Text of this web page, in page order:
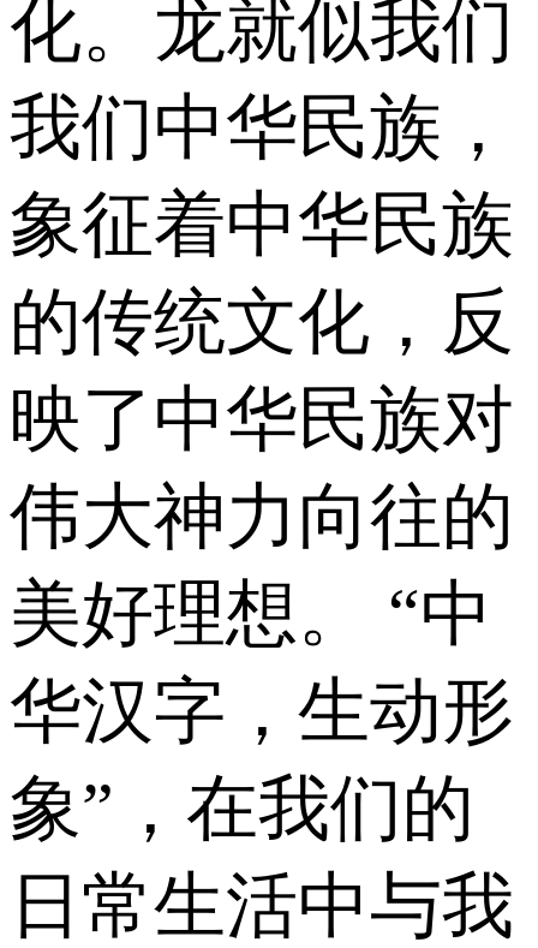
化。龙就似我们
我们中华民族，
象征着中华民族
的传统文化，反
映了中华民族对
伟大神力向往的
美好理想。 “中
华汉字，生动形
象”，在我们的
日常生活中与我